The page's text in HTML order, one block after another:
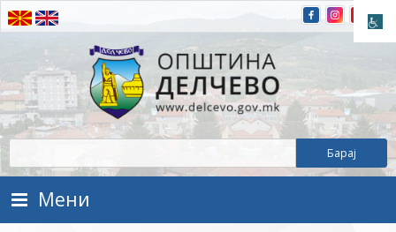
Прескокнете на содржината
Општина Делчево
Општина Делчево
Мени